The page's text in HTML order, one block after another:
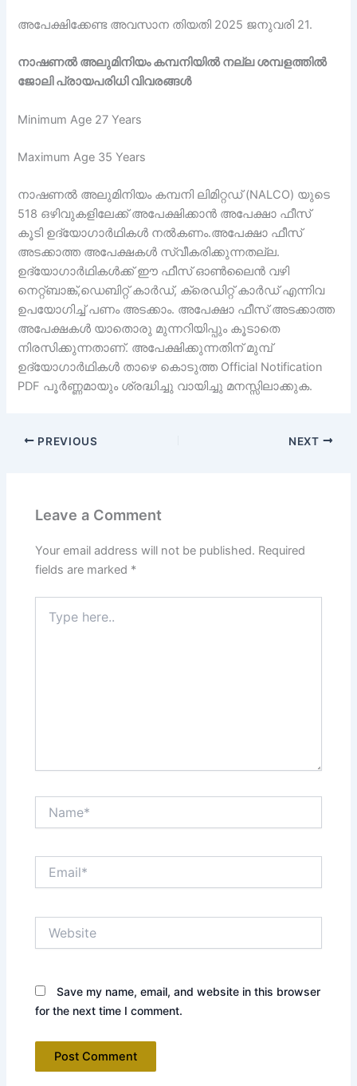
അപേക്ഷിക്കേണ്ട അവസാന തിയതി 2025 ജനുവരി 21.
നാഷണൽ അലുമിനിയം കമ്പനിയില്‍ നല്ല ശമ്പളത്തില്‍
ജോലി പ്രായപരിധി വിവരങ്ങൾ
Minimum Age 27 Years
Maximum Age 35 Years
നാഷണൽ അലുമിനിയം കമ്പനി ലിമിറ്റഡ് (NALCO) യുടെ
518 ഒഴിവുകളിലേക്ക് ‌അപേക്ഷിക്കാന്‍ അപേക്ഷാ ഫീസ്‌
കൂടി ഉദ്യോഗാര്‍ഥികള്‍ നല്‍കണം.അപേക്ഷാ ഫീസ്‌
അടക്കാത്ത അപേക്ഷകള്‍ സ്വീകരിക്കുന്നതല്ല.
ഉദ്യോഗാര്‍ഥികള്‍ക്ക് ഈ ഫീസ്‌ ഓണ്‍ലൈന്‍ വഴി
നെറ്റ്ബാങ്ക്,ഡെബിറ്റ് കാര്‍ഡ്, ക്രെഡിറ്റ്‌ കാര്‍ഡ് എന്നിവ
ഉപയോഗിച്ച് പണം അടക്കാം. അപേക്ഷാ ഫീസ്‌ അടക്കാത്ത
അപേക്ഷകള്‍ യാതൊരു മുന്നറിയിപ്പും കൂടാതെ
നിരസിക്കുന്നതാണ്. അപേക്ഷിക്കുന്നതിന് മുമ്പ്
ഉദ്യോഗാര്‍ഥികള്‍ താഴെ കൊടുത്ത Official Notification
PDF പൂര്‍ണ്ണമായും ശ്രദ്ധിച്ചു വായിച്ചു മനസ്സിലാക്കുക.
PREVIOUS NEXT
Leave a Comment
Your email address will not be published. Required
fields are marked *
here..
Save my name, email, and website in this browser
for the next time I comment.